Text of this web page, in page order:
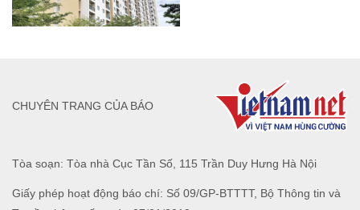
Tòa soạn: Tòa nhà Cục Tần Số, 115 Trần Duy Hưng Hà Nội
Giấy phép hoạt động báo chí: Số 09/GP-BTTTT, Bộ Thông tin và
CHUYÊN TRANG CỦA BÁO